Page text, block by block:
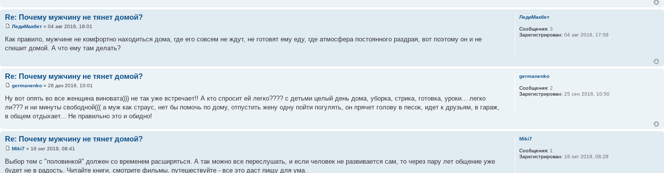
Re: Почему мужчину не тянет домой?
ЛедиМакбет » 04 авг 2016, 18:01
Как правило, мужчине не комфортно находиться дома, где его совсем не ждут, не готовят ему еду, где атмосфера постоянного раздрая, вот поэтому он и не
спешит домой. А что ему там делать?
ЛедиМакбет
Сообщения: 3
Зарегистрирован: 04 авг 2016, 17:58
Re: Почему мужчину не тянет домой?
germanenko » 26 дек 2016, 10:01
Ну вот опять во все женщина виновата))) не так уже встречает!! А кто спросит ей легко???? с детьми целый день дома, уборка, стрика, готовка, уроки... легко
ли??? и ни минуты свободной((( а муж как страус, нет бы помочь по дому, отпустить жену одну пойти погулять, он прячет голову в песок, идет к друзьям, в гараж,
в общем отдыхает... Не правильно это и обидно!
germanenko
Сообщения: 2
Зарегистрирован: 25 сен 2016, 10:50
Re: Почему мужчину не тянет домой?
Miki7 » 16 окт 2019, 08:41
Выбор тем с "половинкой" должен со временем расширяться. А так можно все переслушать, и если человек не развивается сам, то через пару лет общение уже
будет не в радость. Читайте книги, смотрите фильмы, путешествуйте - все это даст пищу для ума.
Miki7
Сообщения: 1
Зарегистрирован: 16 окт 2019, 08:28